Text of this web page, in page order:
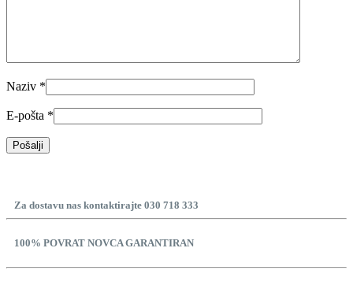
Naziv *
E-pošta *
Za dostavu nas kontaktirajte 030 718 333
100% POVRAT NOVCA GARANTIRAN